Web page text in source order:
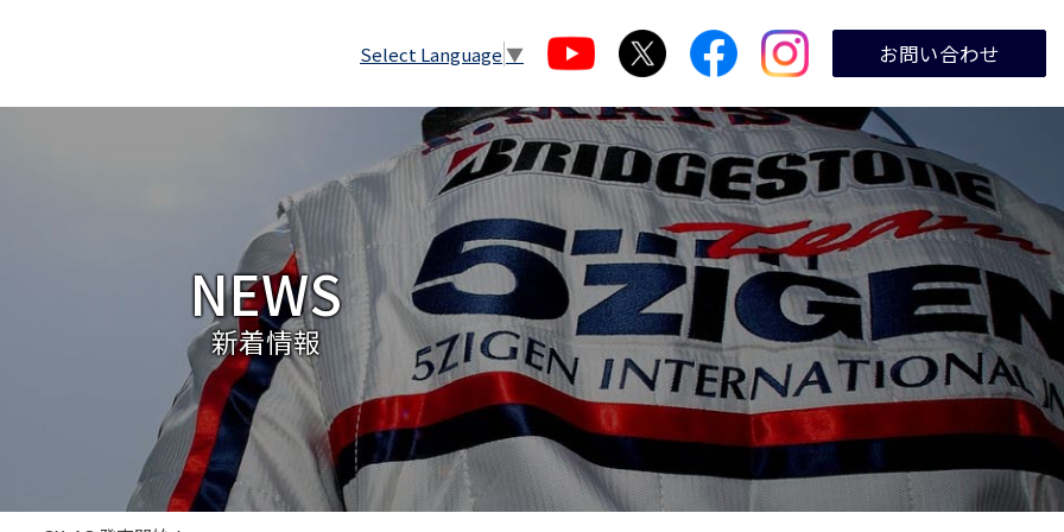
Select Language ▼ お問い合わせ
NEWS
新着情報